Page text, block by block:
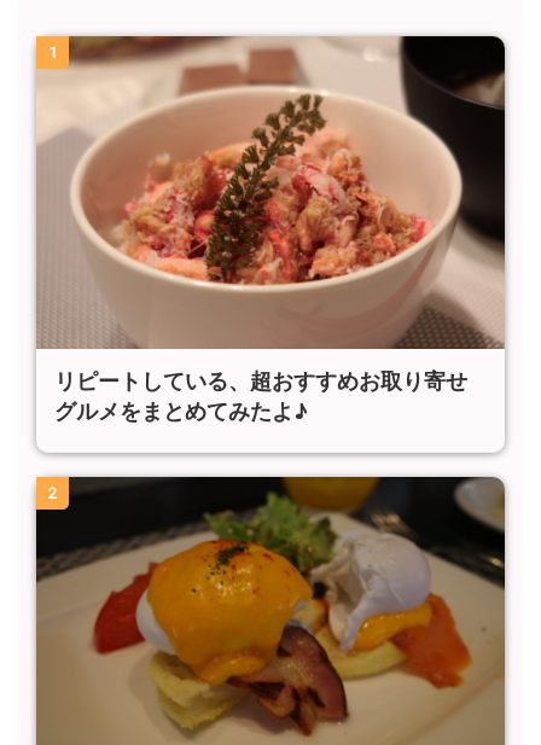
1
リピートしている、超おすすめお取り寄せ
グルメをまとめてみたよ♪
2